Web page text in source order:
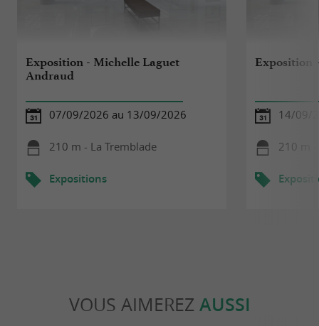
Exposition - Michelle Laguet
Andraud
07/09/2026 au 13/09/2026
210 m - La Tremblade
Expositions
Exposition
14/09/
210 m -
VOUS AIMEREZ AUSSI